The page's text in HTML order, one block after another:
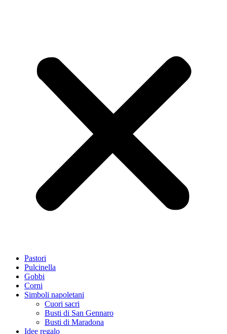
Pastori
Pulcinella
Gobbi
Corni
Simboli napoletani
Cuori sacri
Busti di San Gennaro
Busti di Maradona
Idee regalo